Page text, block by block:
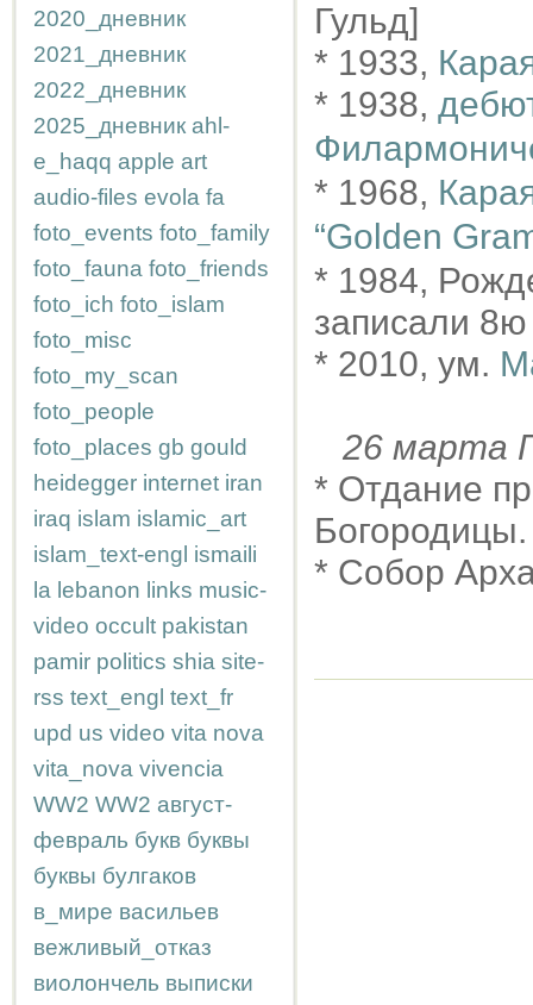
2020_дневник
2021_дневник
2022_дневник
2025_дневник ahl-
e_haqq apple art
audio-files evola fa
foto_events foto_family
foto_fauna foto_friends
foto_ich foto_islam
foto_misc
foto_my_scan
foto_people
foto_places gb gould
heidegger internet iran
iraq islam islamic_art
islam_text-engl ismaili
la lebanon links music-
video occult pakistan
pamir politics shia site-
rss text_engl text_fr
upd us video vita nova
vita_nova vivencia
WW2 WW2 август-
февраль букв буквы
буквы булгаков
в_мире васильев
вежливый_отказ
виолончель выписки
Гульд]
* 1933,
* 1938,
* 1968,
“Golden
* 1984,
записали
* 2010, ум.
26
* Отдание
Богородицы.
* Собор